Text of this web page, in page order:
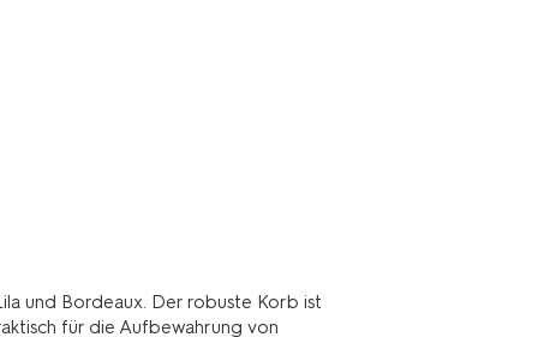
und Bordeaux. Der robuste Korb ist
für die Aufbewahrung von